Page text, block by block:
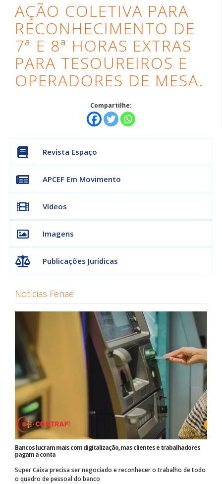
7ª
horas
tesoureiros
operadores
de
mesa.
APCEF/SP
AÇÃO COLETIVA PARA
RECONHECIMENTO DE
7ª E 8ª HORAS EXTRAS
PARA TESOUREIROS E
OPERADORES DE MESA.
Compartilhe:
Revista Espaço
APCEF Em Movimento
Vídeos
Imagens
Publicações Jurídicas
Notícias Fenae
Bancos lucram mais com digitalização, mas clientes e trabalhadores
pagam a conta
Super Caixa precisa ser negociado e reconhecer o trabalho de todo
o quadro de pessoal do banco